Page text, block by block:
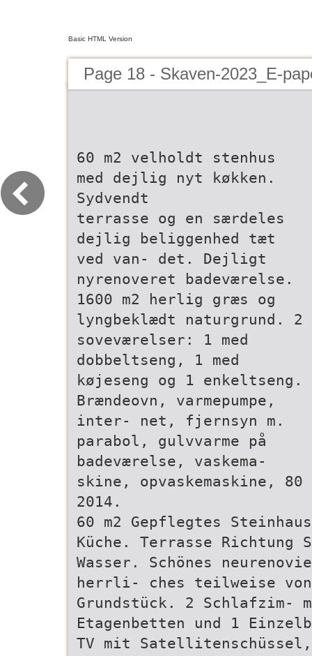
Basic HTML Version
Page 18 - Skaven-2023_E-
60 m2 velholdt stenhus
med dejlig nyt køkken.
Sydvendt
terrasse og en særdeles
dejlig beliggenhed tæt
ved van- det. Dejligt
nyrenoveret badeværelse.
1600 m2 herlig græs og
lyngbeklædt naturgrund. 2
soveværelser: 1 med
dobbeltseng, 1 med
køjeseng og 1 enkeltseng.
Brændeovn, varmepumpe,
inter- net, fjernsyn m.
parabol, gulvvarme på
badeværelse, vaskema-
skine, opvaskemaskine,
2014.
60 m2 Gepflegtes
Küche. Terrasse Richtung
Wasser. Schönes
herrli- ches teilweise von
Grundstück. 2 Schlafzim-
Etagenbetten und 1
TV mit